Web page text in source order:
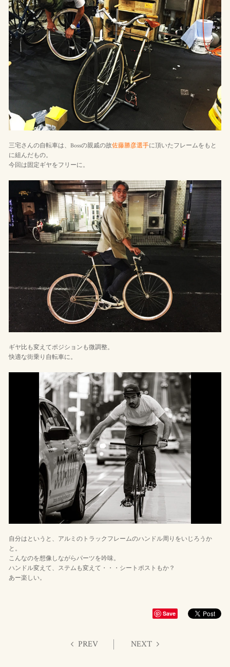
三宅さんの自転車は、Bossの親戚の故佐藤勝彦選手に頂いたフレームをもと
に組んだもの。
今回は固定ギヤをフリーに。
ギヤ比も変えてポジションも微調整。
快適な街乗り自転車に。
自分はというと、アルミのトラックフレームのハンドル周りをいじろうか
と。
こんなのを想像しながらパーツを吟味。
ハンドル変えて、ステムも変えて・・・シートポストもか？
あー楽しい。
Save
PREV NEXT